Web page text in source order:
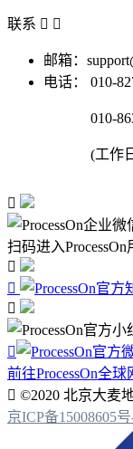
联系  
邮箱：
电话：
010-
010-
(工作

扫码进入ProcessOn




前往ProcessOn全
 ©2020 北京大麦
京ICP备15008605号